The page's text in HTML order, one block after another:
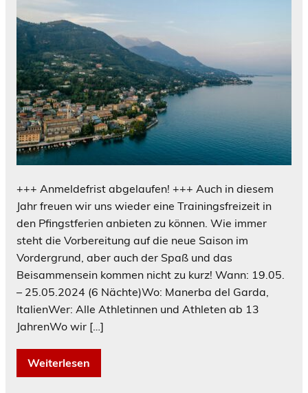
+++ Anmeldefrist abgelaufen! +++ Auch in diesem
Jahr freuen wir uns wieder eine Trainingsfreizeit in
den Pfingstferien anbieten zu können. Wie immer
steht die Vorbereitung auf die neue Saison im
Vordergrund, aber auch der Spaß und das
Beisammensein kommen nicht zu kurz! Wann: 19.05.
– 25.05.2024 (6 Nächte)Wo: Manerba del Garda,
ItalienWer: Alle Athletinnen und Athleten ab 13
JahrenWo wir […]
Weiterlesen